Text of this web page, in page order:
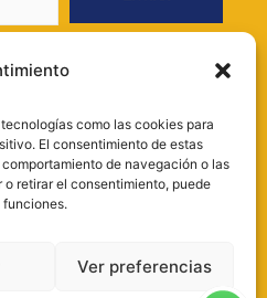
como las cookies para
El consentimiento de estas
de navegación o las
retirar el consentimiento, puede
Ver preferencias
sobre productos y
no se comunicarán los datos
los datos, así como otros
en nuestra Política de
de envío.